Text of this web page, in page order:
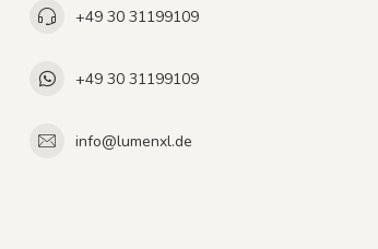
+49 30 31199109
+49 30 31199109
info@lumenxl.de